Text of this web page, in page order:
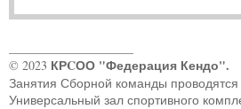
© 2023 КРCОО "Федерация Кендо".
Занятия Сборной команды
Универсальный зал спортивного